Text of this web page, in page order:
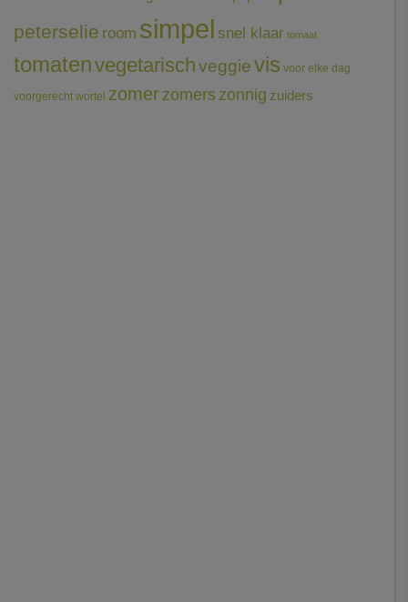
peterselie room simpel snel klaar tomaat
tomatenvegetarischveggievis voor elke dag
voorgerecht wortel zomerzomerszonnig zuiders